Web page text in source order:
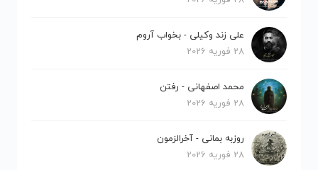
علی زند وکیلی - بخواب آروم
28 فوریه 2026
محمد اصفهانی - رفتن
28 فوریه 2026
روزبه بمانی - آخرالزمون
28 فوریه 2026